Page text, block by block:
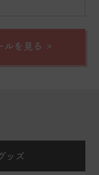
ルを見る
ッズ